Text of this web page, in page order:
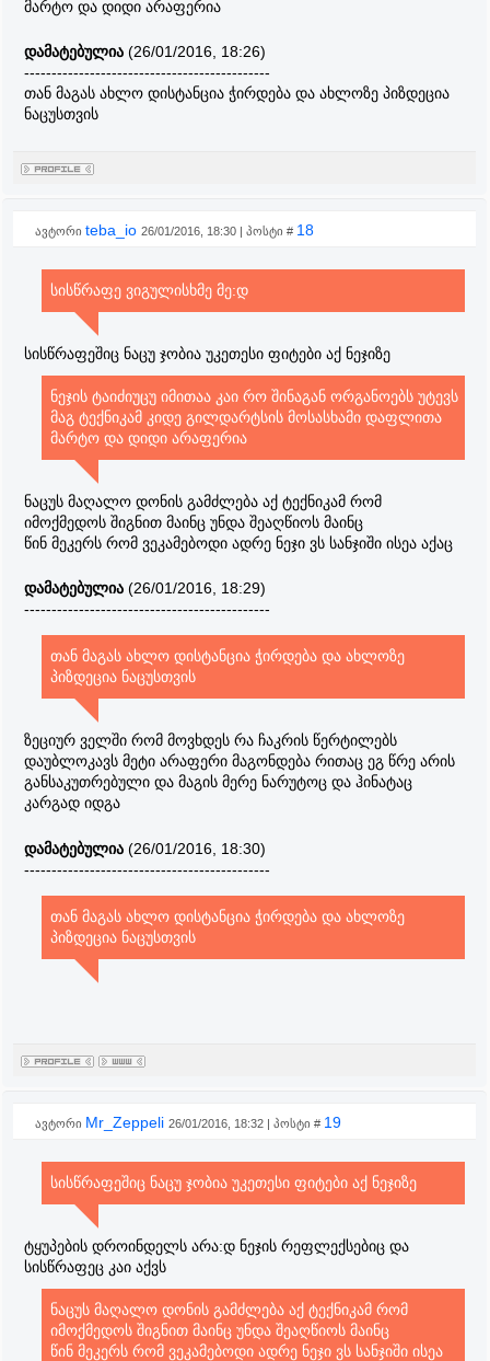
მარტო და დიდი არაფერია
დამატებულია (26/01/2016, 18:26)
---------------------------------------------
თან მაგას ახლო დისტანცია ჭირდება და ახლოზე პიზდეცია
ნაცუსთვის
ავტორი teba_io 26/01/2016, 18:30 | პოსტი # 18
სისწრაფე ვიგულისხმე მე:დ
სისწრაფეშიც ნაცუ ჯობია უკეთესი ფიტები აქ ნეჯიზე
ნეჯის ტაიძიუცუ იმითაა კაი რო შინაგან ორგანოებს უტევს
მაგ ტექნიკამ კიდე გილდარტსის მოსასხამი დაფლითა
მარტო და დიდი არაფერია
ნაცუს მაღალო დონის გამძლება აქ ტექნიკამ რომ
იმოქმედოს შიგნით მაინც უნდა შეაღწიოს მაინც
წინ მეკერს რომ ვეკამებოდი ადრე ნეჯი ვს სანჯიში ისეა აქაც
დამატებულია (26/01/2016, 18:29)
---------------------------------------------
თან მაგას ახლო დისტანცია ჭირდება და ახლოზე
პიზდეცია ნაცუსთვის
ზეციურ ველში რომ მოვხდეს რა ჩაკრის წერტილებს
დაუბლოკავს მეტი არაფერი მაგონდება რითაც ეგ წრე არის
განსაკუთრებული და მაგის მერე ნარუტოც და ჰინატაც
კარგად იდგა
დამატებულია (26/01/2016, 18:30)
---------------------------------------------
თან მაგას ახლო დისტანცია ჭირდება და ახლოზე
პიზდეცია ნაცუსთვის
ავტორი Mr_Zeppeli 26/01/2016, 18:32 | პოსტი # 19
სისწრაფეშიც ნაცუ ჯობია უკეთესი ფიტები აქ ნეჯიზე
ტყუპების დროინდელს არა:დ ნეჯის რეფლექსებიც და
სისწრაფეც კაი აქვს
ნაცუს მაღალო დონის გამძლება აქ ტექნიკამ რომ
იმოქმედოს შიგნით მაინც უნდა შეაღწიოს მაინც
წინ მეკერს რომ ვეკამებოდი ადრე ნეჯი ვს სანჯიში ისეა